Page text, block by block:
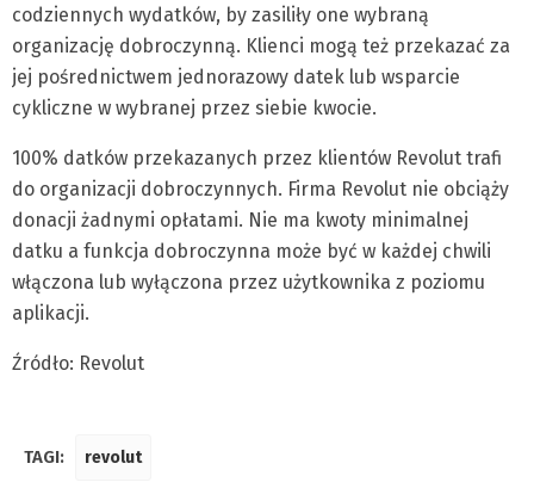
codziennych wydatków, by zasiliły one wybraną
organizację dobroczynną. Klienci mogą też przekazać za
jej pośrednictwem jednorazowy datek lub wsparcie
cykliczne w wybranej przez siebie kwocie.
100% datków przekazanych przez klientów Revolut trafi
do organizacji dobroczynnych. Firma Revolut nie obciąży
donacji żadnymi opłatami. Nie ma kwoty minimalnej
datku a funkcja dobroczynna może być w każdej chwili
włączona lub wyłączona przez użytkownika z poziomu
aplikacji.
Źródło: Revolut
TAGI: revolut